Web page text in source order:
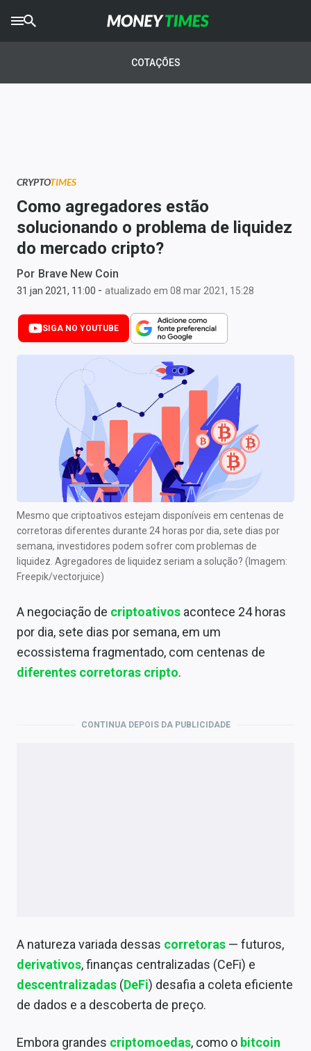
AGROTIMES
Newsletters
Money Trader
Anuncie
Últimas Notícias
Newsletters
Cotações
Comprar ou vender?
Carteiras Recomendadas
Central de Dividendos
Central de Fundos Imobiliários
Central dos IPOs
Renda Fixa
Finanças Pessoais
Economia
Empresas
Sobre
Contato
COTAÇÕES
CRYPTOTIMES
Como agregadores estão
solucionando o problema de liquidez
do mercado cripto?
Por Brave New Coin
31 jan 2021, 11:00 - atualizado em 08 mar 2021, 15:28
SIGA NO YOUTUBE
Mesmo que criptoativos estejam disponíveis em centenas de
corretoras diferentes durante 24 horas por dia, sete dias por
semana, investidores podem sofrer com problemas de
liquidez. Agregadores de liquidez seriam a solução? (Imagem:
Freepik/vectorjuice)
A negociação de criptoativos acontece 24 horas
por dia, sete dias por semana, em um
ecossistema fragmentado, com centenas de
diferentes corretoras cripto.
CONTINUA DEPOIS DA PUBLICIDADE
A natureza variada dessas corretoras — futuros,
derivativos, finanças centralizadas (CeFi) e
descentralizadas (DeFi) desafia a coleta eficiente
de dados e a descoberta de preço.
Embora grandes criptomoedas, como o bitcoin